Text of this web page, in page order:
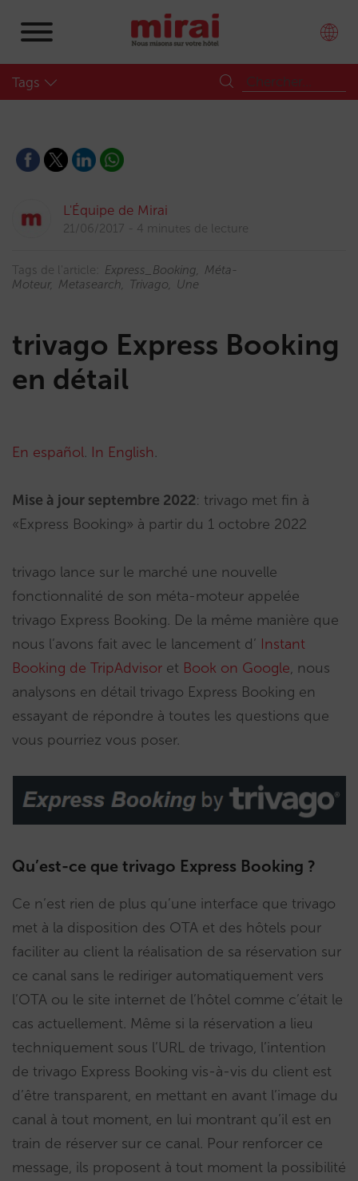
Tags
L'Équipe de Mirai
21/06/2017 4 minutes de lecture
Tags de l'article: Express_Booking
Méta-
Moteur
Metasearch Trivago Une
trivago Express Booking
en détail
En español. In English.
Mise à jour septembre 2022: trivago met fin à
«Express Booking» à partir du 1 octobre 2022
trivago lance sur le marché une nouvelle
fonctionnalité de son méta-moteur appelée
trivago Express Booking. De la même manière que
nous l’avons fait avec le lancement d’ Instant
Booking de TripAdvisor et Book on Google, nous
analysons en détail trivago Express Booking en
essayant de répondre à toutes les questions que
vous pourriez vous poser.
Qu’est-ce que trivago Express Booking ?
Ce n’est rien de plus qu’une interface que trivago
met à la disposition des OTA et des hôtels pour
faciliter au client la réalisation de sa réservation sur
ce canal sans le rediriger automatiquement vers
l’OTA ou le site internet de l’hôtel comme c’était le
cas actuellement. Même si la réservation a lieu
techniquement sous l’URL de trivago, l’intention
de trivago Express Booking vis-à-vis du client est
d’être transparent, en mettant en avant l’image du
canal à tout moment, en lui montrant qu’il est en
train de réserver sur ce canal. Pour renforcer ce
message, ils proposent à tout moment la possibilité